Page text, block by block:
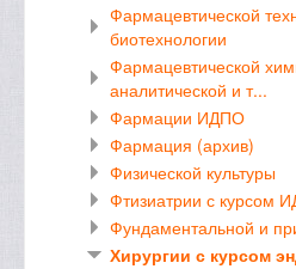
Фармацевтической
биотехнологии
Фармацевтической
аналитической и т...
Фармации ИДПО
Фармация (архив)
Физической культуры
Фтизиатрии с курсом
Фундаментальной и
Хирургии с курсом